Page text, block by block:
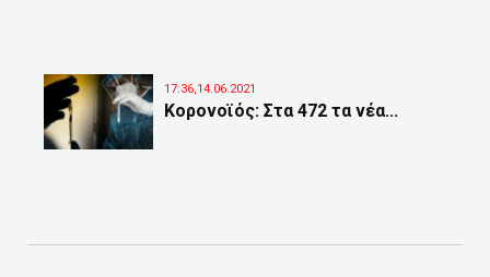
17:36,14.06.2021
Κορονοϊός: Στα 472 τα νέα...